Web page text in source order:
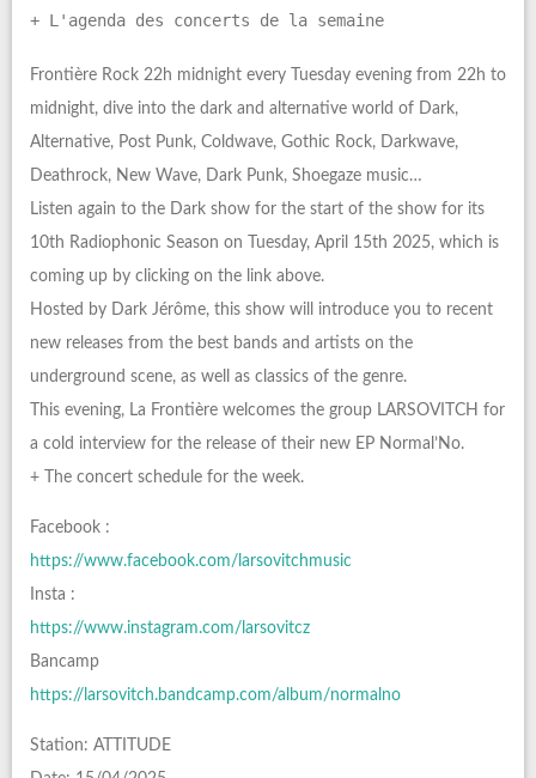
+ L'agenda des concerts de la semaine
Frontière Rock 22h midnight every Tuesday evening from 22h to
midnight, dive into the dark and alternative world of Dark,
Alternative, Post Punk, Coldwave, Gothic Rock, Darkwave,
Deathrock, New Wave, Dark Punk, Shoegaze music…
Listen again to the Dark show for the start of the show for its
10th Radiophonic Season on Tuesday, April 15th 2025, which is
coming up by clicking on the link above.
Hosted by Dark Jérôme, this show will introduce you to recent
new releases from the best bands and artists on the
underground scene, as well as classics of the genre.
This evening, La Frontière welcomes the group LARSOVITCH for
a cold interview for the release of their new EP Normal’No.
+ The concert schedule for the week.
Facebook :
https://www.facebook.com/larsovitchmusic
Insta :
https://www.instagram.com/larsovitcz
Bancamp
https://larsovitch.bandcamp.com/album/normalno
Station: ATTITUDE